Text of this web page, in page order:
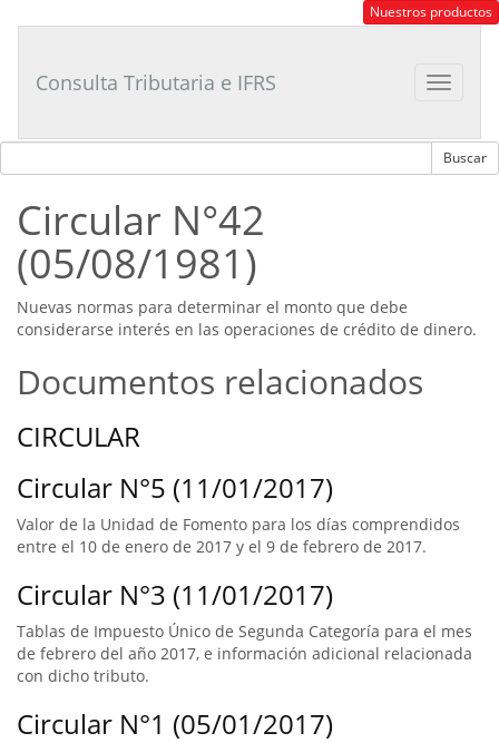
Tributario
Nuestros productos
Toggle
Consulta Tributaria e IFRS
Circular N°42
(05/08/1981)
Nuevas normas para determinar el monto que debe
considerarse interés en las operaciones de crédito de dinero.
Documentos relacionados
CIRCULAR
Circular N°5 (11/01/2017)
Valor de la Unidad de Fomento para los días comprendidos
entre el 10 de enero de 2017 y el 9 de febrero de 2017.
Circular N°3 (11/01/2017)
Tablas de Impuesto Único de Segunda Categoría para el mes
de febrero del año 2017, e información adicional relacionada
con dicho tributo.
Circular N°1 (05/01/2017)